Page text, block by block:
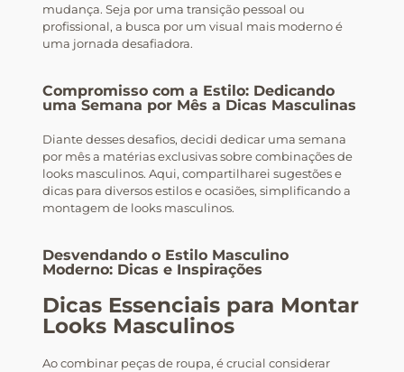
mudança. Seja por uma transição pessoal ou
profissional, a busca por um visual mais moderno é
uma jornada desafiadora.
Compromisso com a Estilo: Dedicando
uma Semana por Mês a Dicas Masculinas
Diante desses desafios, decidi dedicar uma semana
por mês a matérias exclusivas sobre combinações de
looks masculinos. Aqui, compartilharei sugestões e
dicas para diversos estilos e ocasiões, simplificando a
montagem de looks masculinos.
Desvendando o Estilo Masculino
Moderno: Dicas e Inspirações
Dicas Essenciais para Montar
Looks Masculinos
Ao combinar peças de roupa, é crucial considerar